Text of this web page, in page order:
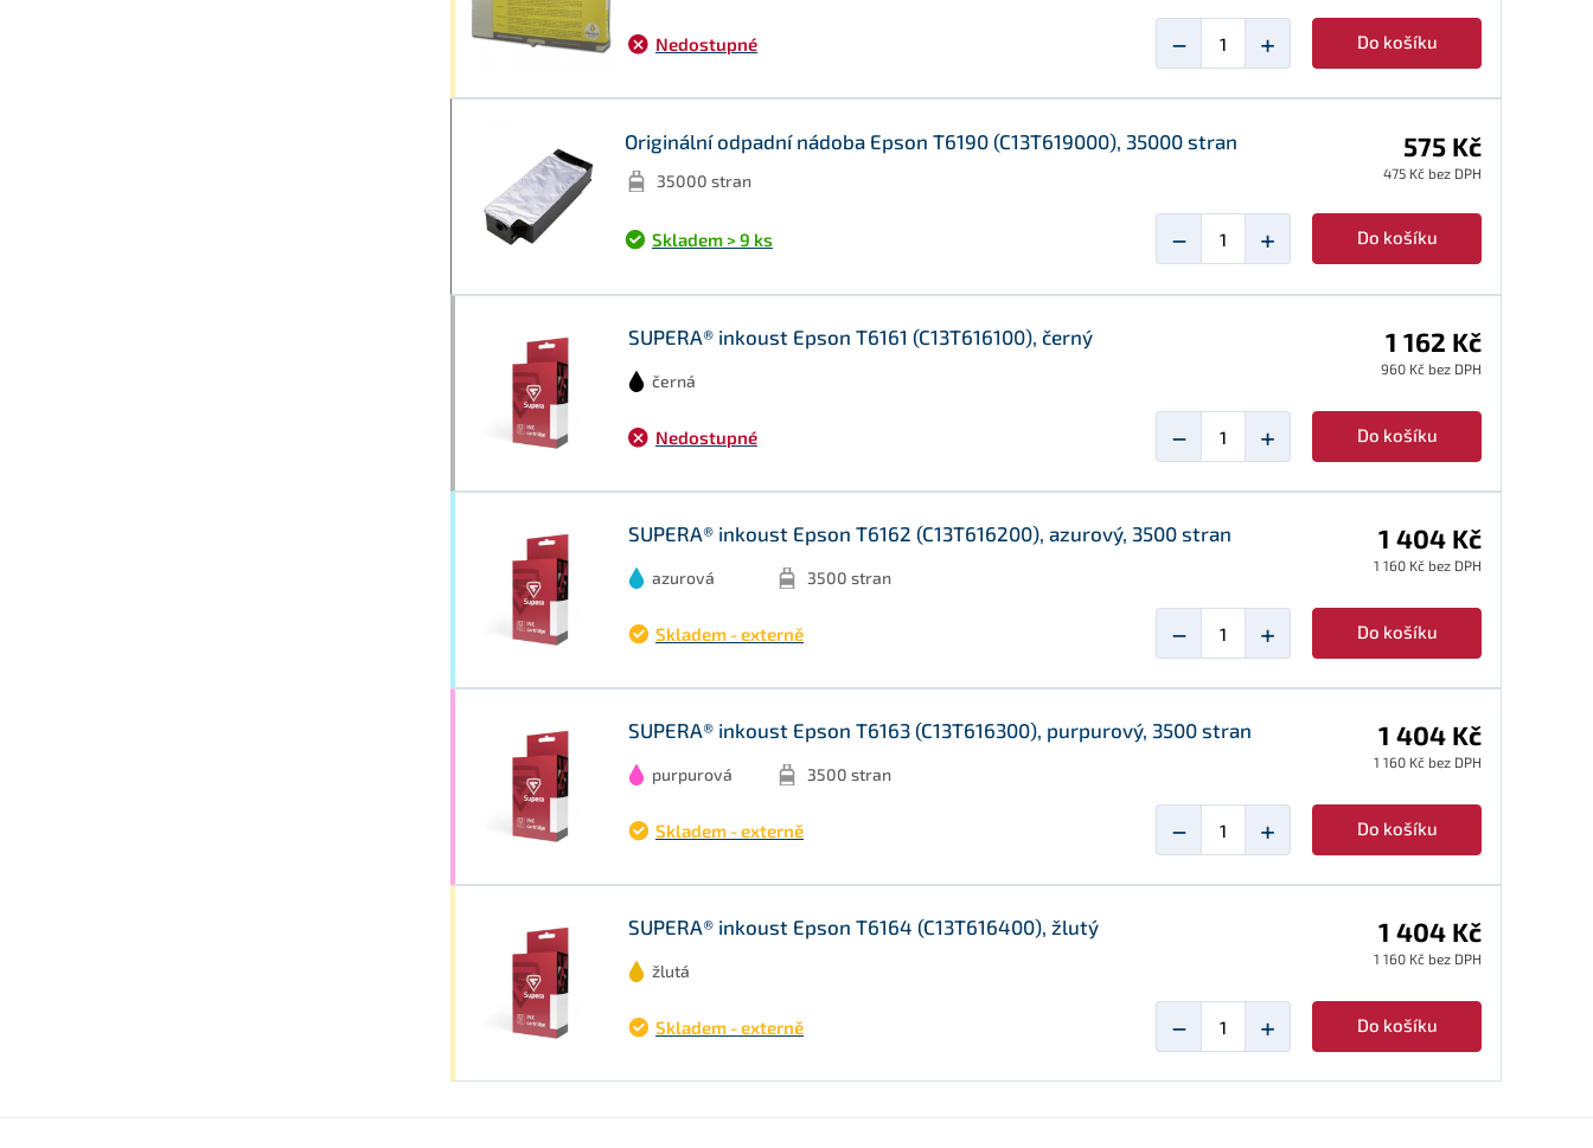
Nedostupné − + Do košíku
Originální odpadní nádoba Epson T6190 (C13T619000), 35000 stran
35000 stran
575 Kč
475 Kč bez DPH
Skladem > 9 ks − + Do košíku
SUPERA® inkoust Epson T6161 (C13T616100), černý
černá
1 162 Kč
960 Kč bez DPH
Nedostupné − + Do košíku
SUPERA® inkoust Epson T6162 (C13T616200), azurový, 3500 stran
azurová 3500 stran
1 404 Kč
1 160 Kč bez DPH
Skladem - externě − + Do košíku
SUPERA® inkoust Epson T6163 (C13T616300), purpurový, 3500 stran
purpurová 3500 stran
1 404 Kč
1 160 Kč bez DPH
Skladem - externě − + Do košíku
SUPERA® inkoust Epson T6164 (C13T616400), žlutý
žlutá
1 404 Kč
1 160 Kč bez DPH
Skladem - externě − + Do košíku